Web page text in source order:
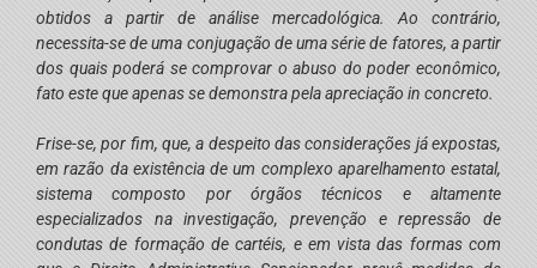
obtidos a partir de análise mercadológica. Ao contrário,
necessita-se de uma conjugação de uma série de fatores, a partir
dos quais poderá se comprovar o abuso do poder econômico,
fato este que apenas se demonstra pela apreciação in concreto.
Frise-se, por fim, que, a despeito das considerações já expostas,
em razão da existência de um complexo aparelhamento estatal,
sistema composto por órgãos técnicos e altamente
especializados na investigação, prevenção e repressão de
condutas de formação de cartéis, e em vista das formas com